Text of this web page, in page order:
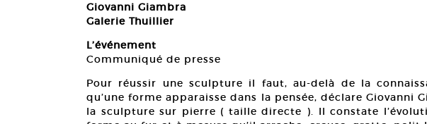
Giovanni Giambra
Galerie Thuillier
L’événement
Communiqué de presse
Pour réussir une sculpture il faut, au-delà de la
qu’une forme apparaisse dans la pensée, déclare Giovanni
la sculpture sur pierre ( taille directe ). Il constate